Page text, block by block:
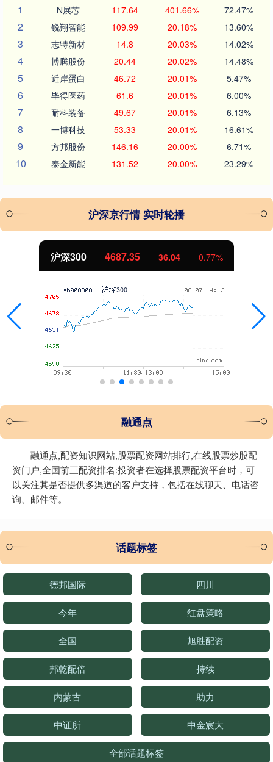
1
N展芯 117.64 401.66% 72.47%
2 锐翔智能 109.99 20.18% 13.60%
3 志特新材 14.8 20.03% 14.02%
4 博腾股份 20.44 20.02% 14.48%
5 近岸蛋白 46.72 20.01% 5.47%
6 毕得医药 61.6 20.01% 6.00%
7 耐科装备 49.67 20.01% 6.13%
8 一博科技 53.33 20.01% 16.61%
9 方邦股份 146.16 20.00% 6.71%
10 泰金新能 131.52 20.00% 23.29%
沪深京行情 实时轮播
沪深300 4687.35 36.04 0.77%
融通点
融通点,配资知识网站,股票配资网站排行,在线股票炒股配
资门户,全国前三配资排名:投资者在选择股票配资平台时，可
以关注其是否提供多渠道的客户支持，包括在线聊天、电话咨
询、邮件等。
话题标签
德邦国际 四川
今年 红盘策略
全国 旭胜配资
邦乾配倍 持续
内蒙古 助力
中证所 中金宸大
全部话题标签